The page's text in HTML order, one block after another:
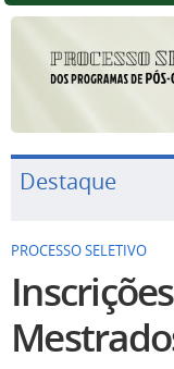
Destaque
PROCESSO SELETIVO